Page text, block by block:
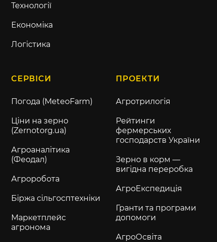
Технології
Економіка
Логістика
СЕРВІСИ
Погода (MeteoFarm)
Ціни на зерно
(Zernotorg.ua)
Агроаналітика
(Феодал)
Агроробота
Біржа сільгосптехніки
Маркетплейс
агронома
ПРОЕКТИ
Агротрилогія
Рейтинги
фермерських
господарств України
Зерно в корм —
вигідна переробка
АгроЕкспедиція
Гранти та програми
допомоги
АгроОсвіта